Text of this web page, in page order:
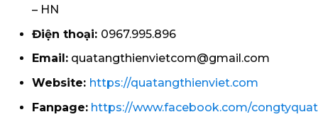
– HN
Điện thoại: 0967.995.896
Email:quatangthienvietcom@gmail.com
Website: https://quatangthienviet.com
Fanpage: https://www.facebook.com/